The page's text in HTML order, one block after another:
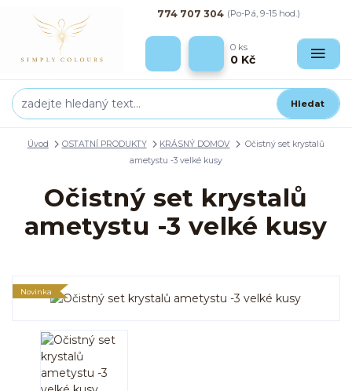
Hledat
774 707 304 (Po-Pá, 9-15 hod.)
0 ks
0 Kč
Úvod OSTATNÍ PRODUKTY KRÁSNÝ DOMOV
Očistný set krystalů
ametystu -3 velké kusy
Očistný set krystalů
ametystu -3 velké kusy
Novinka